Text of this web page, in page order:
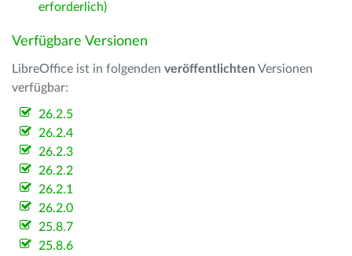
erforderlich)
Verfügbare Versionen
LibreOffice ist in folgenden veröffentlichten Versionen
verfügbar:
26.2.5
26.2.4
26.2.3
26.2.2
26.2.1
26.2.0
25.8.7
25.8.6